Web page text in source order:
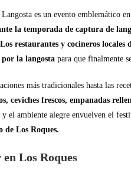
es un evento emblemático
la temporada de captura de
Los restaurantes y cocineros
la langosta para que finalmente
más tradicionales hasta las
ceviches frescos, empanadas
y el ambiente alegre envuelven el
de Los Roques.
Los Roques